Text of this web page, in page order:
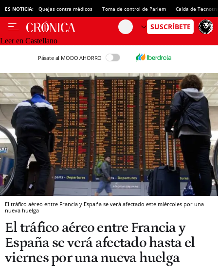
ES NOTICIA: Quejas contra médicos Toma de control de Parlem Caída de
Leer en Castellano
Pásate al MODO AHORRO
El tráfico aéreo entre Francia y España se verá afectado este miércoles por una
nueva huelga
El tráfico aéreo entre Francia y
España se verá afectado hasta el
viernes por una nueva huelga